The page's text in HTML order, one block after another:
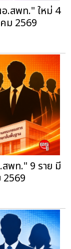
.สพท." ใหม่ 4
ม 2569
พท." 9 ราย มี